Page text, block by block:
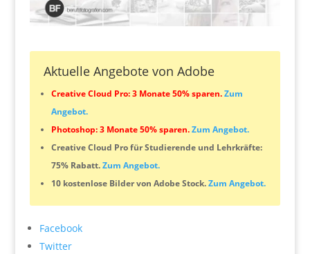
Aktuelle Angebote von Adobe
Creative Cloud Pro: 3 Monate 50% sparen.Zum
Angebot.
Photoshop: 3 Monate 50% sparen.Zum Angebot.
Creative Cloud Pro für Studierende und Lehrkräfte:
75% Rabatt.Zum Angebot.
10 kostenlose Bilder von Adobe Stock.Zum Angebot.
Facebook
Twitter